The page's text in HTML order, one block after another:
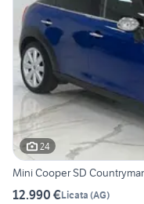
24
Mini Cooper SD
12.990 €Licata (AG)